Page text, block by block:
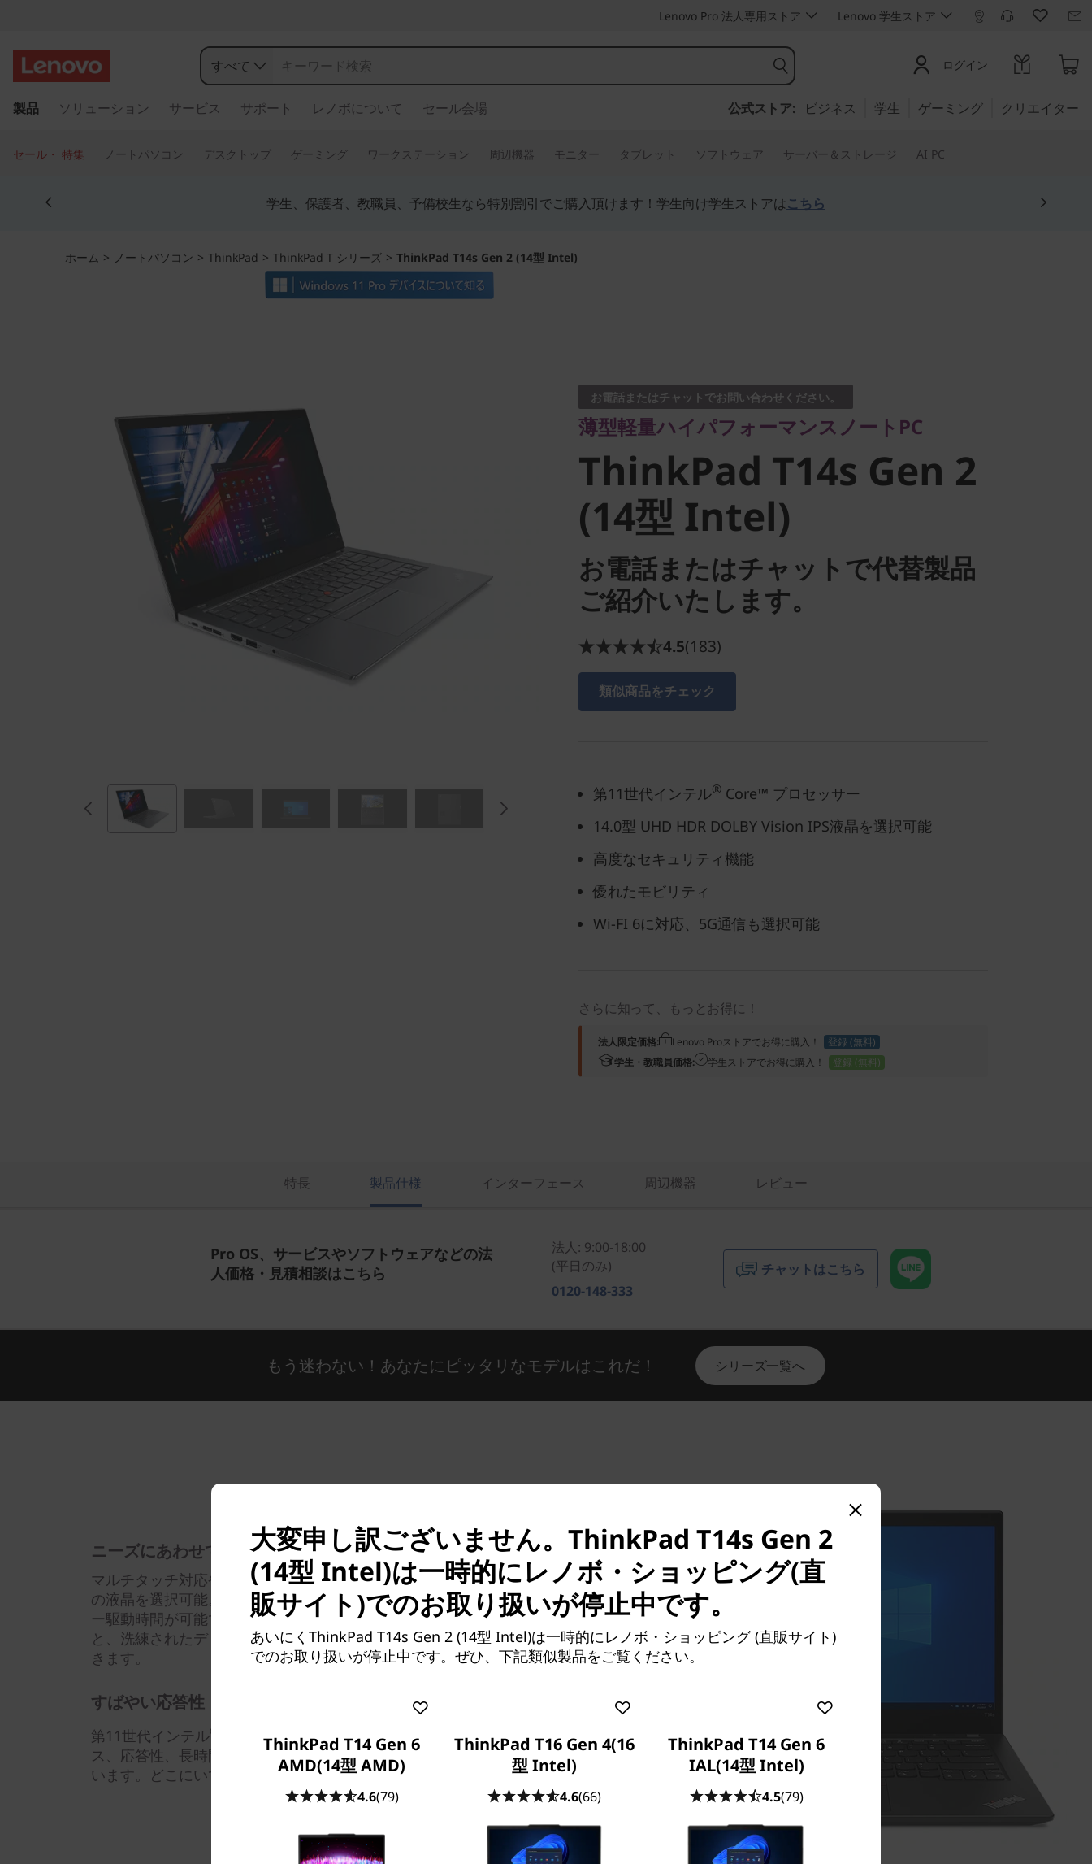
h
n
k
Lenovo Pro 法人専用ストア Lenovo 学生ストア
イ
ン
すべて ログイン
製品 ソリューション サービス サポート レノボについて セール会場 公式ストア: ビジネス 学生 ゲーミング クリエイター
セール・ 特集 ノートパソコン デスクトップ ゲーミング ワークステーション 周辺機器 モニター タブレット ソフトウェア サーバー＆ストレージ AI PC
学生、保護者、教職員、予備校生なら特別割引でご購入頂けます！学生向け学生ストアはこちら
ホーム > ノートパソコン > ThinkPad > ThinkPad T シリーズ > ThinkPad T14s Gen 2 (14型 Intel)
ThinkPad T14s Gen
2 (14型 Intel)
お電話またはチャットでお問い合わせください。
薄型軽量ハイパフォーマンスノートPC
ThinkPad T14s Gen 2
(14型 Intel)
お電話またはチャットで代替製品
ご紹介いたします。
4.5(183)
類似商品をチェック
第11世代インテル® Core™ プロセッサー
14.0型 UHD HDR DOLBY Vision IPS液晶を選択可能
高度なセキュリティ機能
優れたモビリティ
Wi-FI 6に対応、5G通信も選択可能
さらに知って、もっとお得に！
法人限定価格: Lenovo Proストアでお得に購入！
登録 (無料)
学生・教職員価格:
学生ストアでお得に購入！ 登録 (無料)
特長 製品仕様 インターフェース 周辺機器 レビュー
Pro OS、サービスやソフトウェアなどの法
人価格・見積相談はこちら
法人: 9:00-18:00
(平日のみ)
0120-148-333
チャットはこちら
もう迷わない！あなたにピッタリなモデルはこれだ！ シリーズ一覧へ
ニーズにあわせてディスプレイを選択可能
マルチタッチ対応や詳細なUHDの解像度など、ニーズに合わせて14型
の液晶を選択可能。FHD IPS 省電力液晶を選択すると、長時間バッテリ
ー駆動時間が可能です。UHD HDR DOLBY Vision IPS液晶を選択する
と、洗練されたディテール、高い輝度で、正確な色を実現することがで
きます。
すばやい応答性
第11世代インテル®
Core™ プロセッサーを搭載して、パフォーマン
ス、応答性、長時間バッテリー駆動、圧倒的なビジュアルを兼ね備えて
います。どこにいても優れたパフォーマンスを発揮します。
大変申し訳ございません。ThinkPad T14s Gen 2
(14型 Intel)は一時的にレノボ・ショッピング(直
販サイト)でのお取り扱いが停止中です。
あいにくThinkPad T14s Gen 2 (14型 Intel)は一時的にレノボ・ショッピング (直販サイト)
でのお取り扱いが停止中です。ぜひ、下記類似製品をご覧ください。
ThinkPad T14 Gen 6
AMD(14型 AMD)
4.6(79)
ThinkPad T16 Gen 4(16
型 Intel)
4.6(66)
ThinkPad T14 Gen 6
IAL(14型 Intel)
4.5(79)